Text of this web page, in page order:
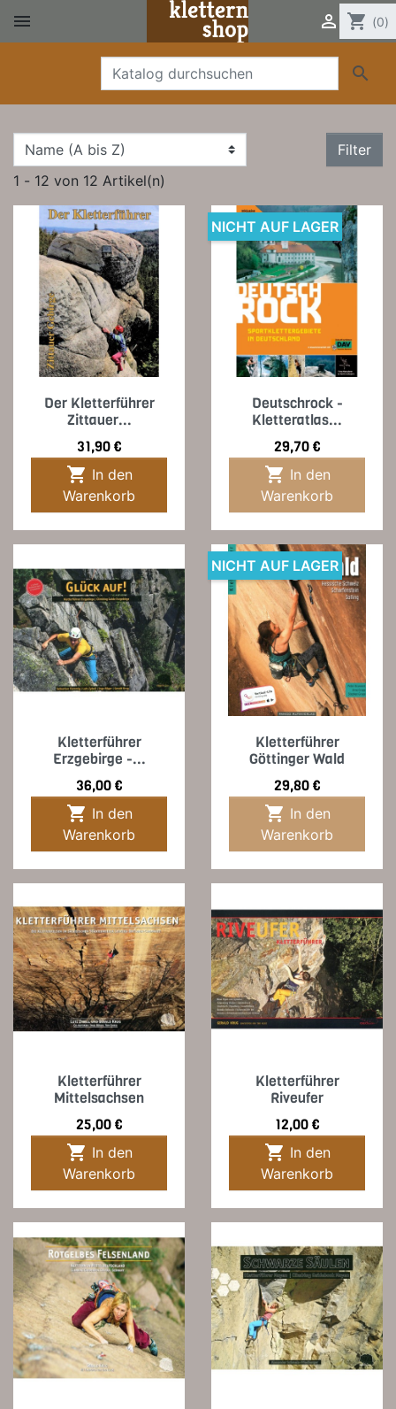
  shopping_cart (0)

Filter
1 - 12 von 12 Artikel(n)
Der Kletterführer
Zittauer...
Preis
31,90 €

Warenkorb
Deutschrock -
Kletteratlas...
Preis
29,70 €

Warenkorb
NICHT AUF LAGER
Kletterführer
Erzgebirge -...
Preis
36,00 €

Warenkorb
Kletterführer
Göttinger Wald
Preis
29,80 €

Warenkorb
NICHT AUF LAGER
Kletterführer
Mittelsachsen
Preis
25,00 €

Warenkorb
Kletterführer
Riveufer
Preis
12,00 €

Warenkorb